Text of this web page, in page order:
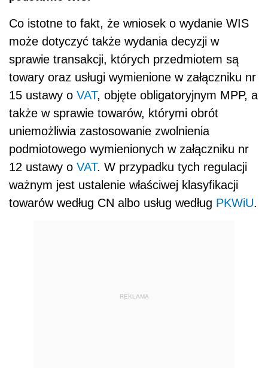
Co istotne to fakt, że wniosek o wydanie WIS
może dotyczyć także wydania decyzji w
sprawie transakcji, których przedmiotem są
towary oraz usługi wymienione w załączniku nr
15 ustawy o VAT, objęte obligatoryjnym MPP, a
także w sprawie towarów, którymi obrót
uniemożliwia zastosowanie zwolnienia
podmiotowego wymienionych w załączniku nr
12 ustawy o VAT. W przypadku tych regulacji
ważnym jest ustalenie właściwej klasyfikacji
towarów według CN albo usług według PKWiU.
REKLAMA